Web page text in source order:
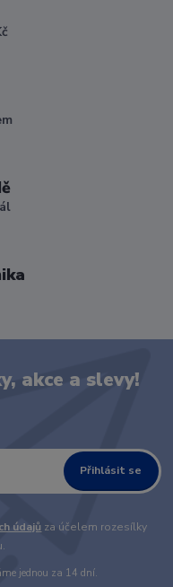
akce a slevy!
Přihlásit se
údajů za účelem rozesílky
jednou za 14 dní.